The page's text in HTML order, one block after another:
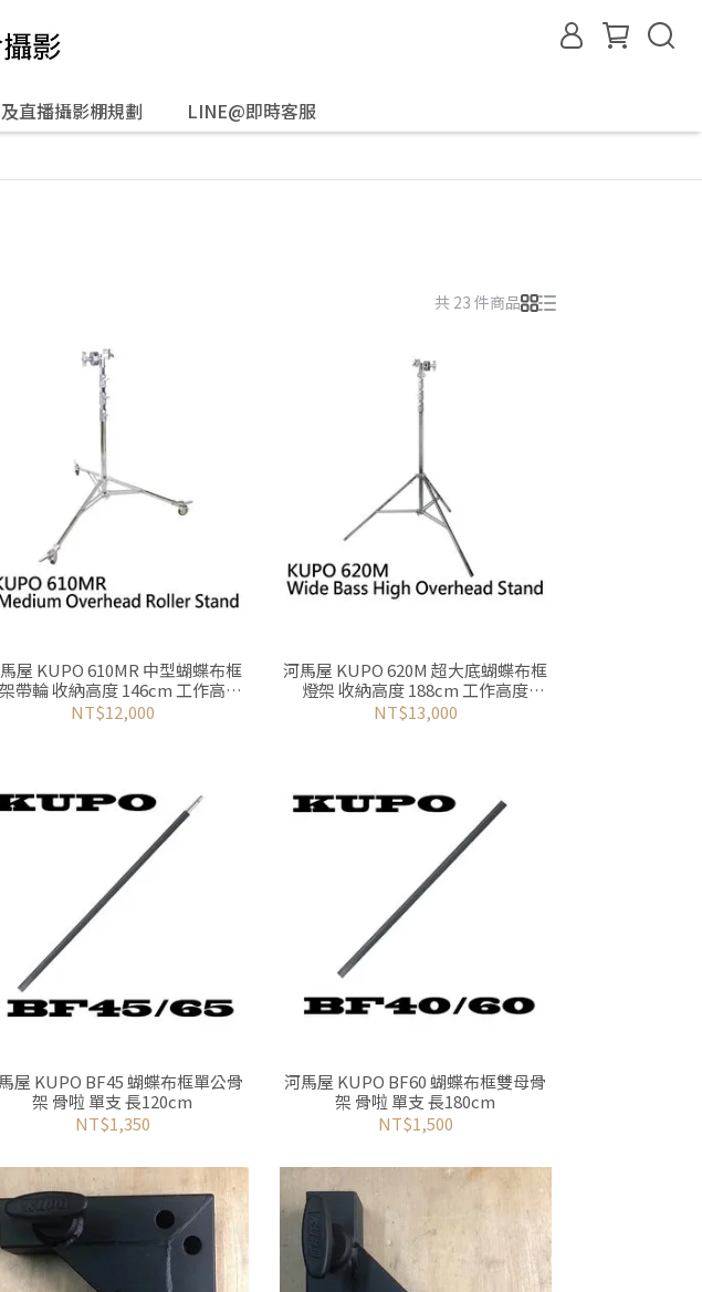
直播攝影棚規劃 LINE@即時客服
共 23 件商品
屋 KUPO 610MR 中型蝴蝶布框
帶輪 收納高度 146cm 工作高度
139~430cm
NT$12,000
河馬屋 KUPO 620M 超大底蝴蝶布框
燈架 收納高度 188cm 工作高度
184.5~633cm
NT$13,000
屋 KUPO BF45 蝴蝶布框單公骨
架 骨啦 單支 長120cm
NT$1,350
河馬屋 KUPO BF60 蝴蝶布框雙母骨
架 骨啦 單支 長180cm
NT$1,500